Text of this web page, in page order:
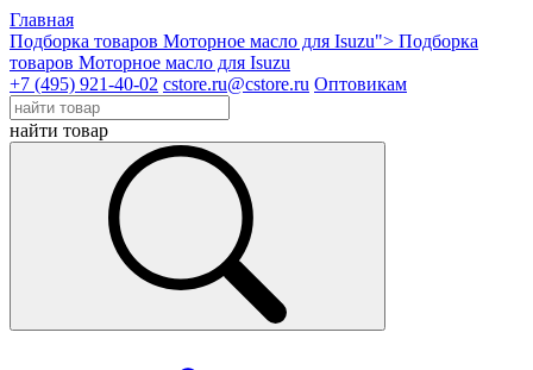
Главная
Подборка товаров Моторное масло для Isuzu"> Подборка
товаров Моторное масло для Isuzu
+7 (495) 921-40-02 cstore.ru@cstore.ru Оптовикам
найти товар